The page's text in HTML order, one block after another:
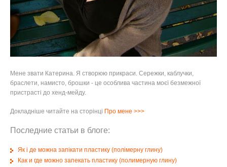
Мене звати Катерина.Я створюю прикраси.Сережки, каблучки,
браслети, намисто, брошки - це особлива частина моєї безмежної
пристрасті до хенд-мейду.
Докладніше читайте на сторінці Про мене >>>
Последние статьи в блоге:
Як і де можна запікати пластику (полімерну глину)
Как и где можно запекать пластику (полимерную глину)